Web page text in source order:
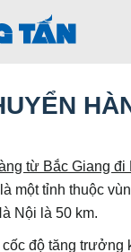
từ Bắc Giang đi
một tỉnh thuộc
Nội là 50 km.
độ tăng trưởng